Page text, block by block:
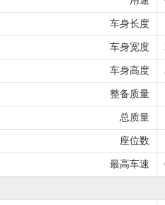
车身长度
车身宽度
车身高度
整备质量
总质量
座位数
最高车速